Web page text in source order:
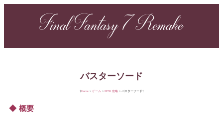
Final Fantasy 7 Remake
バスターソード
Home ゲーム FF7R 攻略 バスターソード
概要